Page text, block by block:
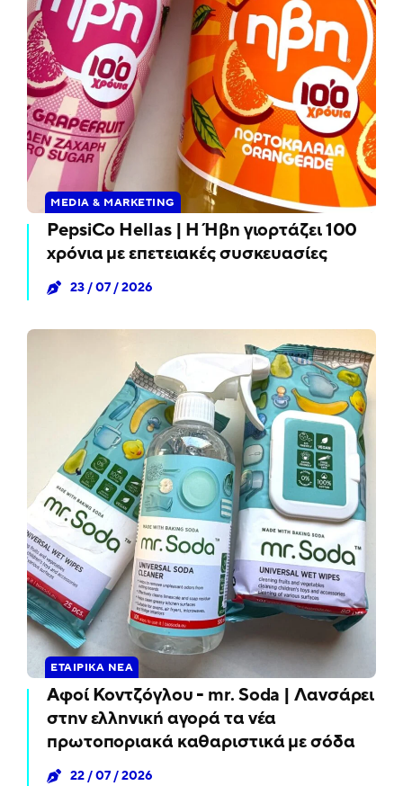
MEDIA & MARKETING
PepsiCo Hellas | Η Ήβη γιορτάζει 100
χρόνια με επετειακές συσκευασίες
23 / 07 / 2026
ΕΤΑΙΡΙΚΆ ΝΈΑ
Αφοί Κοντζόγλου - mr. Soda | Λανσάρει
στην ελληνική αγορά τα νέα
πρωτοποριακά καθαριστικά με σόδα
22 / 07 / 2026